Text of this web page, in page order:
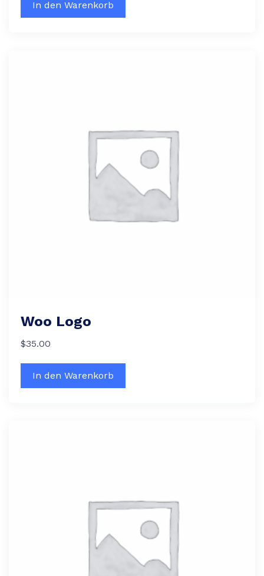
In den Warenkorb
Woo Logo
$35.00
In den Warenkorb